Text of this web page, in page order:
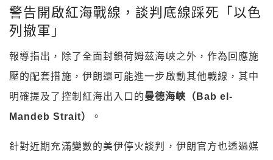
警告開啟紅海戰線，談判底線踩死「以色
列撤軍」
報導指出，除了全面封鎖荷姆茲海峽之外，作為回應施
壓的配套措施，伊朗還可能進一步啟動其他戰線，其中
明確提及了控制紅海出入口的曼德海峽（Bab el-
Mandeb Strait）
。
針對近期充滿變數的美伊停火談判，伊朗官方也透過媒